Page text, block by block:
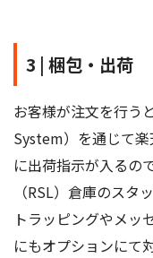
3 | 梱包・出荷
お客様が注文を行う
System）を通じて楽
に出荷指示が入るの
（RSL）倉庫のスタ
トラッピングやメッ
にもオプションにて